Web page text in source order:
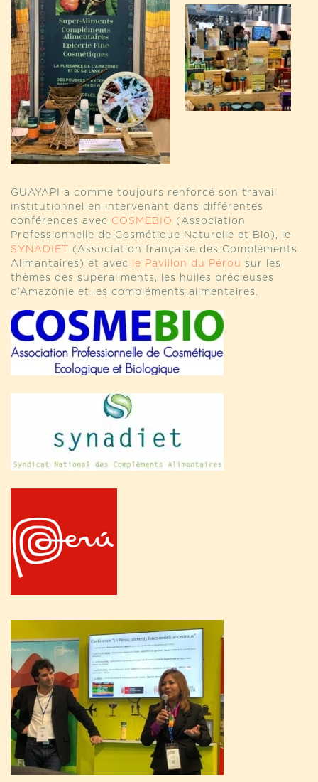
GUAYAPI a comme toujours renforcé son travail
institutionnel en intervenant dans différentes
conférences avec COSMEBIO (Association
Professionnelle de Cosmétique Naturelle et Bio), le
SYNADIET
(Association française des Compléments
Alimantaires) et avec
le Pavillon du Pérou sur les
thèmes des superaliments, les huiles précieuses
d’Amazonie et les compléments alimentaires.